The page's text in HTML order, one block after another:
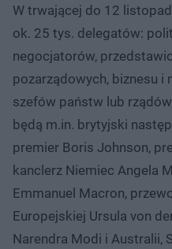
W trwającej do 12
ok. 25 tys. delegatów:
negocjatorów,
pozarządowych, biznesu i
szefów państw lub
będą m.in. brytyjski
premier Boris Johnson,
kanclerz Niemiec Angela
Emmanuel Macron,
Europejskiej Ursula von
Narendra Modi i Australii,